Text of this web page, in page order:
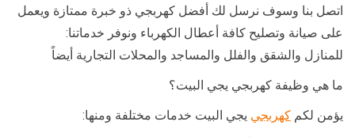
اتصل بنا وسوف نرسل لك أفضل كهربجي ذو خبرة ممتازة ويعمل
على صيانة وتصليح كافة أعطال الكهرباء ونوفر خدماتنا:
للمنازل والشقق والفلل والمساجد والمحلات التجارية أيضاً
ما هي وظيفة كهربجي يجي البيت؟
يؤمن لكم كهربجي يجي البيت خدمات مختلفة ومنها: